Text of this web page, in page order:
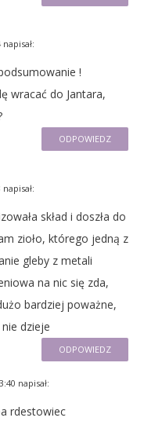
napisał:
!
wracać do Jantara,
ODPOWIEDZ
napisał:
skład i doszła do
zioło, którego jedną z
gleby z metali
na nic się zda,
bardziej poważne,
dzieje
ODPOWIEDZ
napisał:
rdestowiec